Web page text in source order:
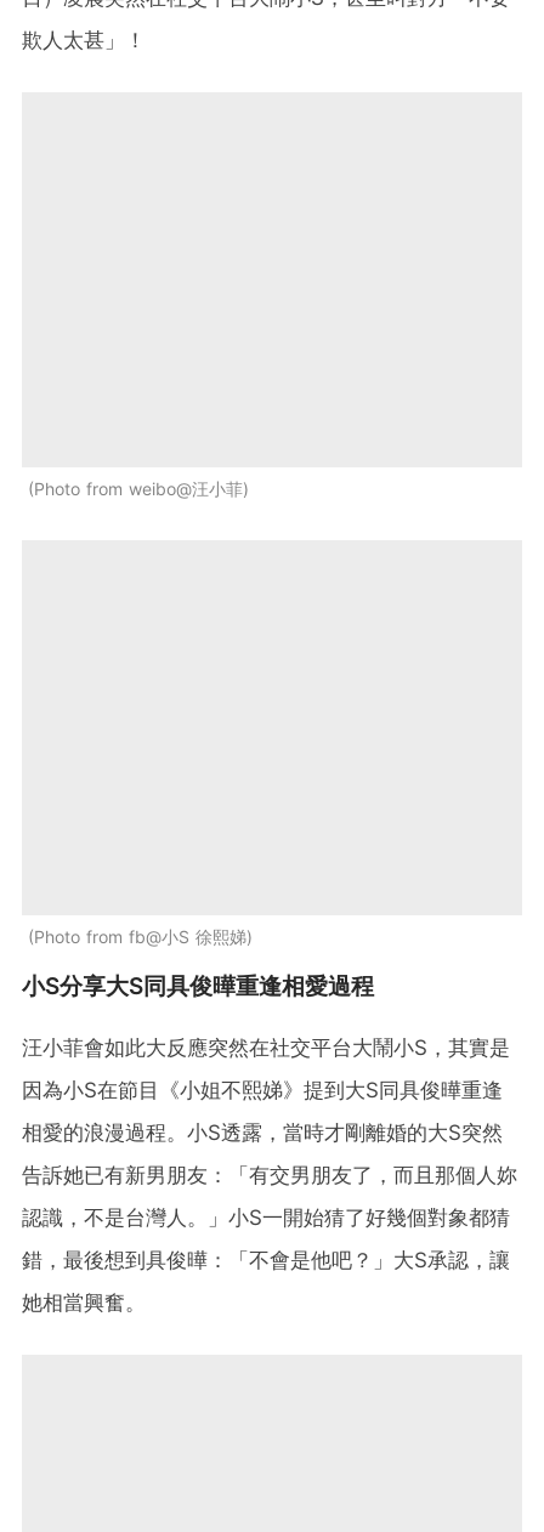
欺人太甚」！
Photo from weibo@汪小菲
Photo from fb@小S 徐熙娣
小S分享大S同具俊曄重逢相愛過程
汪小菲會如此大反應突然在社交平台大鬧小S，其實是
因為小S在節目《小姐不熙娣》提到大S同具俊曄重逢
相愛的浪漫過程。小S透露，當時才剛離婚的大S突然
告訴她已有新男朋友：「有交男朋友了，而且那個人妳
認識，不是台灣人。」小S一開始猜了好幾個對象都猜
錯，最後想到具俊曄：「不會是他吧？」大S承認，讓
她相當興奮。